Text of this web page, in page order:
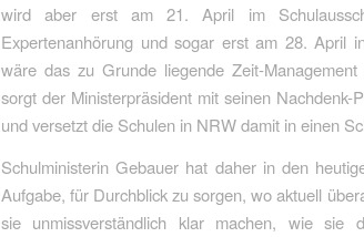
wird aber erst am 21. April im
Expertenanhörung und sogar erst am 28. April
wäre das zu Grunde liegende Zeit-
sorgt der Ministerpräsident mit seinen
und versetzt die Schulen in NRW damit in einen
Schulministerin Gebauer hat daher in den
Aufgabe, für Durchblick zu sorgen, wo aktuell
sie unmissverständlich klar machen, wie sie